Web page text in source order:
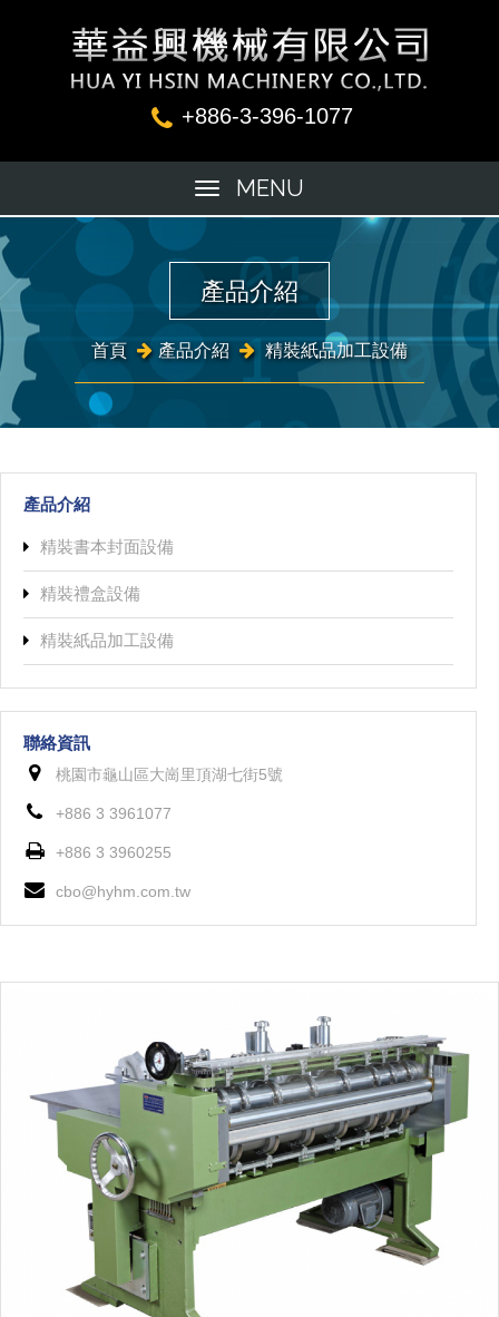
+886-3-396-1077
MENU
產品介紹
首頁 產品介紹 精裝紙品加工設備
產品介紹
精裝書本封面設備
精裝禮盒設備
精裝紙品加工設備
聯絡資訊
桃園市龜山區大崗里頂湖七街5號
+886 3 3961077
+886 3 3960255
cbo@hyhm.com.tw